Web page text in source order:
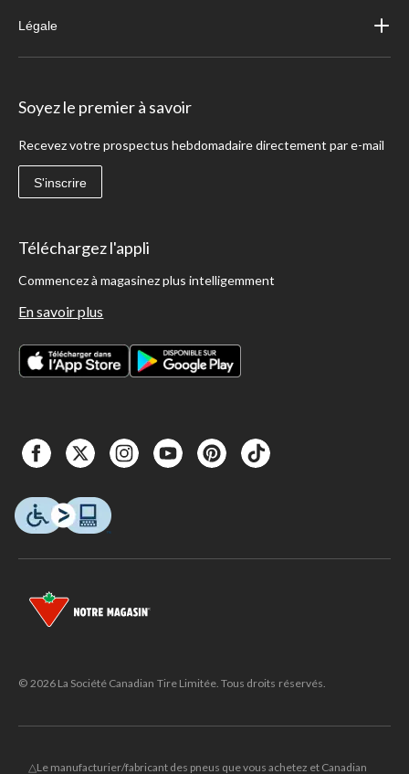
Légale
Soyez le premier à savoir
Recevez votre prospectus hebdomadaire directement par e-mail
S'inscrire
Téléchargez l'appli
Commencez à magasinez plus intelligemment
En savoir plus
© 2026 La Société Canadian Tire Limitée. Tous droits réservés.
△Le manufacturier/fabricant des pneus que vous achetez et Canadian